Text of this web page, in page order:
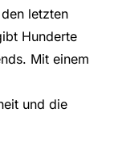
letzten
Hunderte
Mit einem
und die